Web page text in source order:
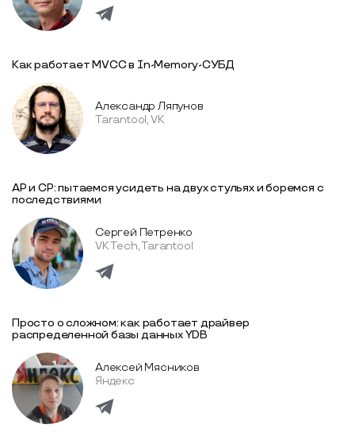
Как работает MVCC в In-Memory-СУБД
Александр Ляпунов
Tarantool, VK
AP и CP: пытаемся усидеть на двух стульях и боремся с
последствиями
Сергей Петренко
VK Tech, Tarantool
Просто о сложном: как работает драйвер
распределенной базы данных YDB
Алексей Мясников
Яндекс